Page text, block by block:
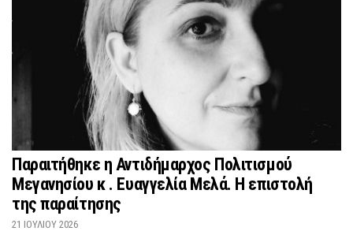
Παραιτήθηκε η Αντιδήμαρχος Πολιτισμού
Μεγανησίου κ . Ευαγγελία Μελά. Η επιστολή
της παραίτησης
21 ΙΟΥΛΊΟΥ 2026